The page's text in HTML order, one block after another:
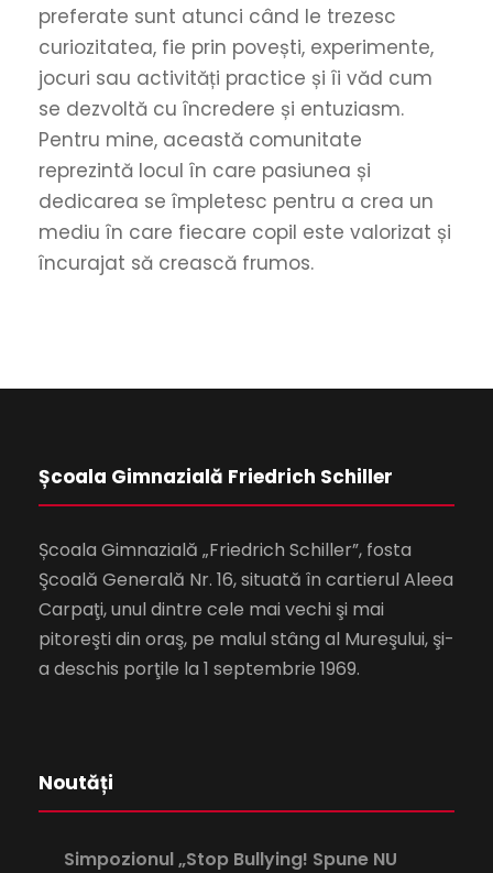
preferate sunt atunci când le trezesc
curiozitatea, fie prin povești, experimente,
jocuri sau activități practice și îi văd cum
se dezvoltă cu încredere și entuziasm.
Pentru mine, această comunitate
reprezintă locul în care pasiunea și
dedicarea se împletesc pentru a crea un
mediu în care fiecare copil este valorizat și
încurajat să crească frumos.
Școala Gimnazială Friedrich Schiller
Școala Gimnazială „Friedrich Schiller”, fosta
Şcoală Generală Nr. 16, situată în cartierul Aleea
Carpaţi, unul dintre cele mai vechi şi mai
pitoreşti din oraş, pe malul stâng al Mureşului, şi-
a deschis porţile la 1 septembrie 1969.
Noutăți
Simpozionul „Stop Bullying! Spune NU